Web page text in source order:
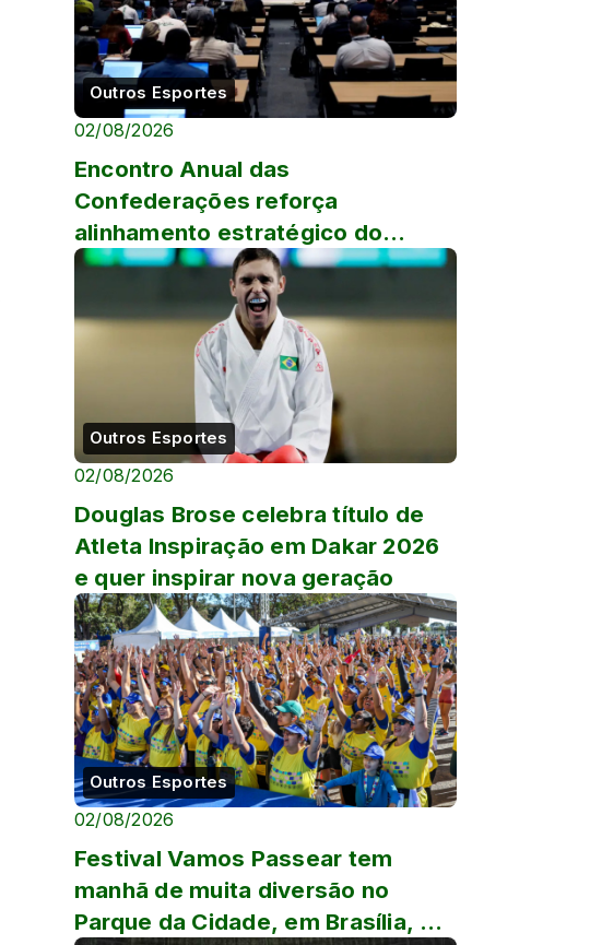
Outros Esportes
02/08/2026
Encontro Anual das
Confederações reforça
alinhamento estratégico do
Sistema Olímpico Brasileiro
Outros Esportes
02/08/2026
Douglas Brose celebra título de
Atleta Inspiração em Dakar 2026
e quer inspirar nova geração
Outros Esportes
02/08/2026
Festival Vamos Passear tem
manhã de muita diversão no
Parque da Cidade, em Brasília, e